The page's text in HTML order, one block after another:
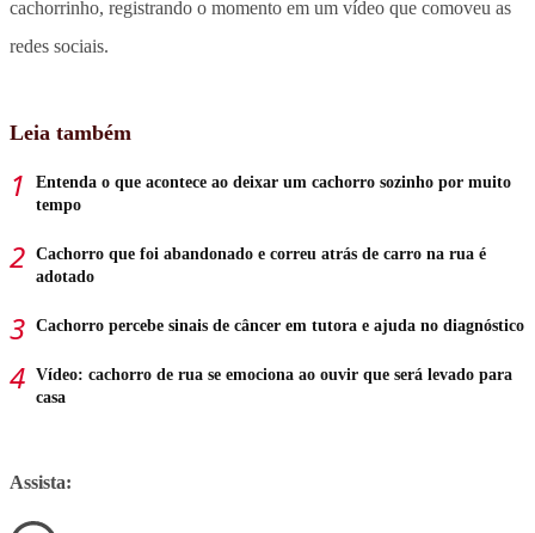
cachorrinho, registrando o momento em um vídeo que comoveu as
redes sociais.
Leia também
Entenda o que acontece ao deixar um cachorro sozinho por muito
tempo
Cachorro que foi abandonado e correu atrás de carro na rua é
adotado
Cachorro percebe sinais de câncer em tutora e ajuda no diagnóstico
Vídeo: cachorro de rua se emociona ao ouvir que será levado para
casa
Assista: